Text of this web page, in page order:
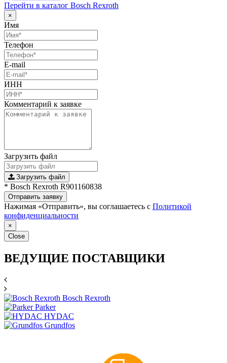
Перейти в каталог Bosch Rexroth
×
Имя
Телефон
E-mail
ИНН
Комментарий к заявке
Загрузить файл
Загрузить файл
* Bosch Rexroth R901160838
Отправить заявку
Нажимая «Отправить», вы соглашаетесь с Политикой
конфиденциальности
×
Close
ВЕДУЩИЕ ПОСТАВЩИКИ
Bosch Rexroth
Parker
HYDAC
Grundfos